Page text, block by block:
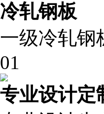
冷轧钢板
一级冷轧钢
01
专业设计定